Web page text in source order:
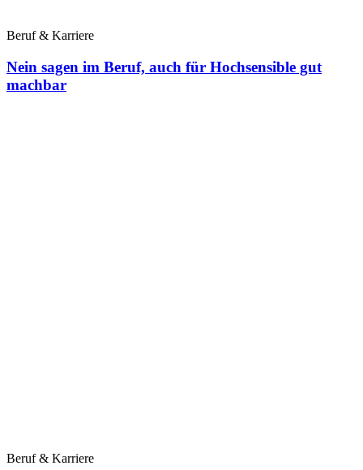
Beruf & Karriere
Nein sagen im Beruf, auch für Hochsensible gut
machbar
Beruf & Karriere